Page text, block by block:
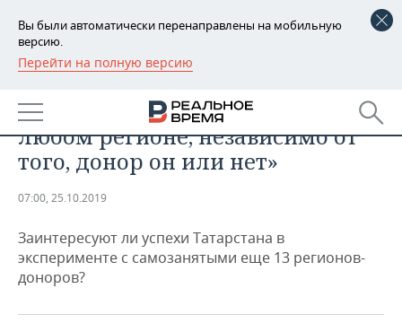
Вы были автоматически перенаправлены на мобильную
версию.
Перейти на полную версию
РЕГИОНЫ
БАШКОРТОСТАН
ТАТАРСТАН
НОВОСТИ
АНАЛИТИКА
ДЕКЛАРАЦИИ О ДОХОДАХ
КОРОЛИ ГОСЗАКАЗА ПФО
ВУЗЫ ТАТАРСТАНА
НОВОСТИ ЭКОНОМИКИ
ФИНАНСЫ
БАНКИ
ПРОМЫШЛЕННОСТЬ
НОВОСТИ
ПРОМЫШЛЕННОСТИ
НЕДВИЖИМОСТЬ
НОВОСТИ НЕДВИЖИМОСТИ
АВТО
«Этот режим найдет отклик в
любом регионе, независимо от
того, донор он или нет»
07:00, 25.10.2019
Заинтересуют ли успехи Татарстана в
эксперименте с самозанятыми еще 13 регионов-
доноров?